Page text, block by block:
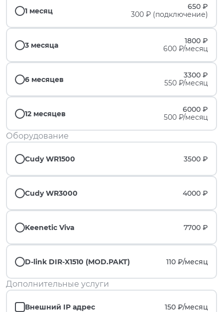
1 месяц
650 ₽
300 ₽ (подключение)
3 месяца
1800 ₽
600 ₽/месяц
6 месяцев
3300 ₽
550 ₽/месяц
12 месяцев
6000 ₽
500 ₽/месяц
Оборудование
Cudy WR1500 3500 ₽
Cudy WR3000 4000 ₽
Keenetic Viva 7700 ₽
D-link DIR-X1510 (MOD.PAKT) 110 ₽/месяц
Дополнительные услуги
Внешний IP адрес 150 ₽/месяц